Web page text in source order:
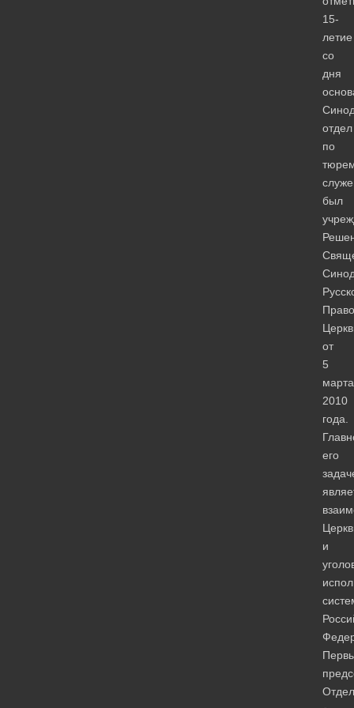
15-
летие
со
дня
отдел
по
был
от
5
марта
2010
года.
его
и